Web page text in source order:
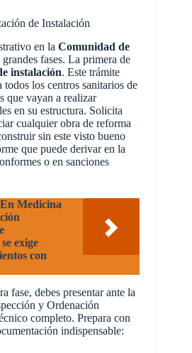
de Instalación
en la Comunidad de
fases. La primera de
instalación. Este trámite
los centros sanitarios de
que vayan a realizar
en su estructura. Solicita
cualquier obra de reforma
sin este visto bueno
que puede derivar en la
o en sanciones
En Medicina
exige
con
fase, debes presentar ante la
y Ordenación
completo. Prepara con
indispensable: